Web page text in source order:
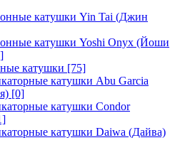
катушки Yin Tai (Джин
катушки Yoshi Onyx (Йоши
катушки [75]
катушки Abu Garcia
[0]
катушки Condor
катушки Daiwa (Дайва)